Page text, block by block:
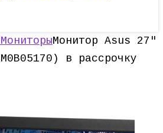
Монитор Asus 27″
в рассрочку